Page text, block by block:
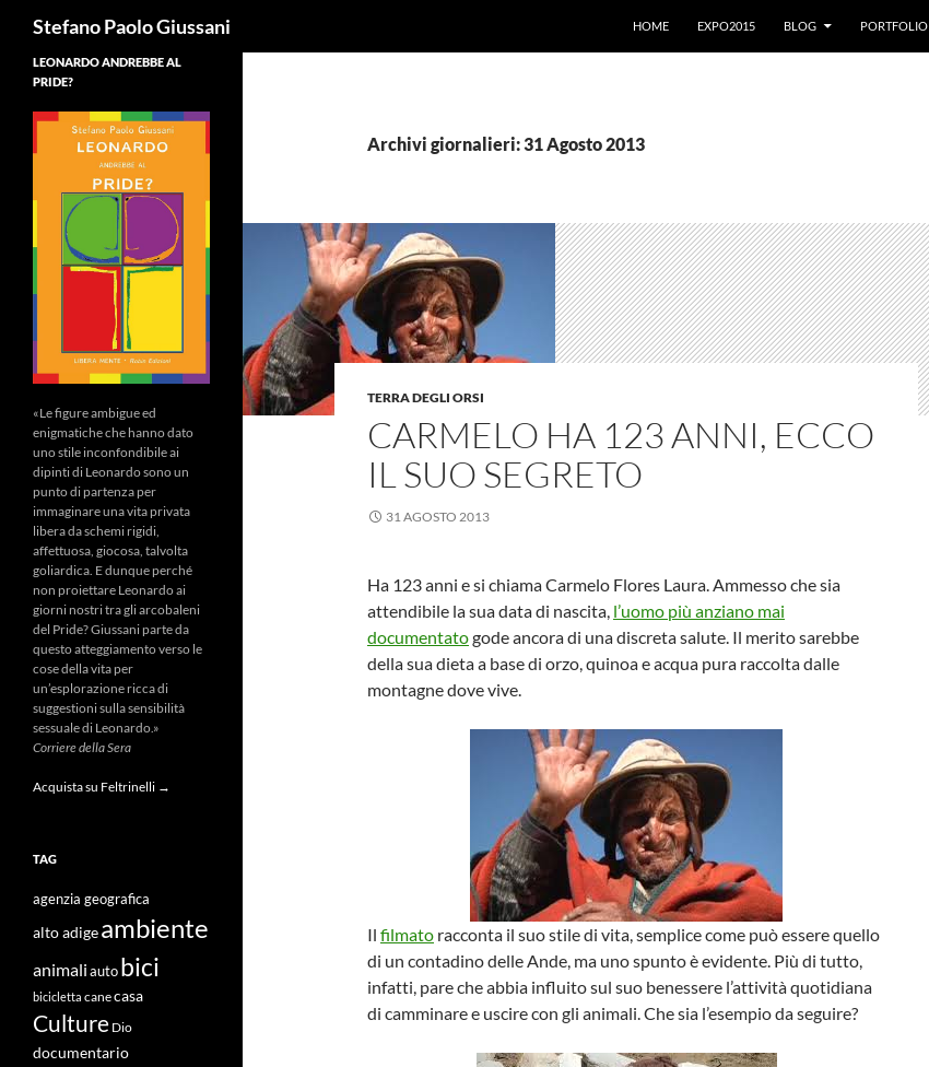
Stefano Paolo Giussani
HOME
EXPO2015 BLOG PORTFOLIO
Archivi giornalieri: 31 Agosto 2013
TERRA DEGLI ORSI
CARMELO HA 123 ANNI, ECCO
IL SUO SEGRETO
31 AGOSTO 2013
Ha 123 anni e si chiama Carmelo Flores Laura. Ammesso che sia
attendibile la sua data di nascita, l’uomo più anziano mai
documentatogode ancora di una discreta salute. Il merito sarebbe
della sua dieta a base di orzo, quinoa e acqua pura raccolta dalle
montagne dove vive.
Il filmato racconta il suo stile di vita, semplice come può essere quello
di un contadino delle Ande, ma uno spunto è evidente. Più di tutto,
infatti, pare che abbia influito sul suo benessere l’attività quotidiana
di camminare e uscire con gli animali. Che sia l’esempio da seguire?
LEONARDO ANDREBBE AL
PRIDE?
«Le figure ambigue ed
enigmatiche che hanno dato
uno stile inconfondibile ai
dipinti di Leonardo sono un
punto di partenza per
immaginare una vita privata
libera da schemi rigidi,
affettuosa, giocosa, talvolta
goliardica. E dunque perché
non proiettare Leonardo ai
giorni nostri tra gli arcobaleni
del Pride? Giussani parte da
questo atteggiamento verso le
cose della vita per
un’esplorazione ricca di
suggestioni sulla sensibilità
sessuale di Leonardo.»
Corriere della Sera
Acquista su Feltrinelli →
TAG
agenzia geografica
alto adigeambiente
animali auto bici
bicicletta canecasa
Culture Dio
documentario